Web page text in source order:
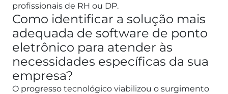
profissionais de RH ou DP.
Como identificar a solução mais
adequada de software de ponto
eletrônico para atender às
necessidades específicas da sua
empresa?
O progresso tecnológico viabilizou o surgimento